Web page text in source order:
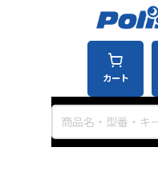
カート